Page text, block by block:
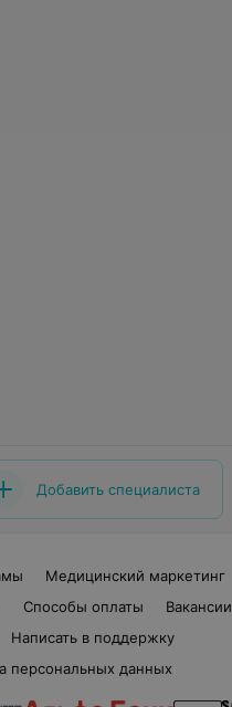
Добавить специалиста
Медицинский маркетинг
Способы оплаты
Вакансии
Написать в поддержку
персональных данных